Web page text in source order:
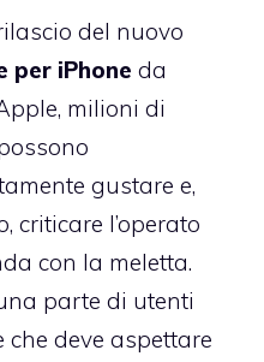
del nuovo
per iPhone da
milioni di
gustare e,
criticare l’operato
con la meletta.
parte di utenti
che deve aspettare